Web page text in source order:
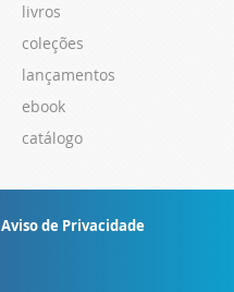
livros
coleções
lançamentos
ebook
catálogo
Aviso de Privacidade